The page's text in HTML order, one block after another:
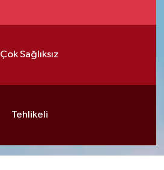
Çok Sağlıksız
Tehlikeli